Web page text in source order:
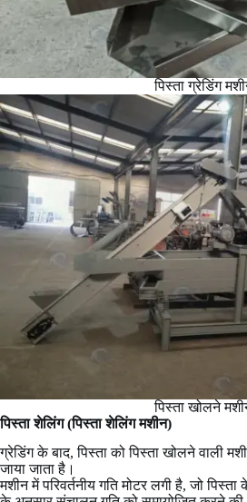
पिस्ता ग्रेडिंग
पिस्ता खोलने
पिस्ता शेलिंग (पिस्ता शेलिंग मशीन)
ग्रेडिंग के बाद, पिस्ता को पिस्ता खोलने वाली
जाया जाता है।
मशीन में परिवर्तनीय गति मोटर लगी है, जो